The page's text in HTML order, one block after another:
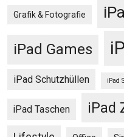
Grafik & Fotografie
iPad Games
iPad Schutzhüllen iPad
iPad Taschen iPad